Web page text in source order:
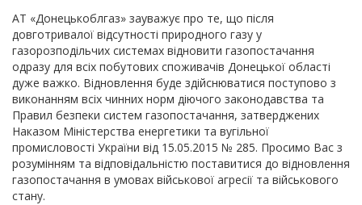
АТ «Донецькоблгаз» зауважує про те, що після
довготривалої відсутності природного газу у
газорозподільчих системах відновити газопостачання
одразу для всіх побутових споживачів Донецької області
дуже важко. Відновлення буде здійснюватися поступово з
виконанням всіх чинних норм діючого законодавства та
Правил безпеки систем газопостачання, затверджених
Наказом Міністерства енергетики та вугільної
промисловості України від 15.05.2015 № 285. Просимо Вас з
розумінням та відповідальністю поставитися до відновлення
газопостачання в умовах військової агресії та військового
стану.